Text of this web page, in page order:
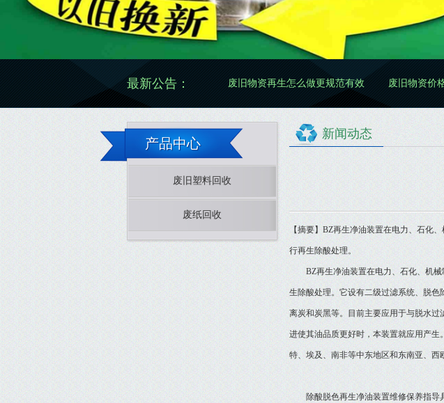
最新公告： 废旧物资再生怎么做更规范有效 废旧物资价格怎么
产品中心
废旧塑料回收
废纸回收
新闻动态
【摘要】BZ再生净油装置在电力、石化
行再生除酸处理。
BZ再生净油装置在电力、石化、机械
生除酸处理。它设有二级过滤系统、脱
离炭和炭黑等。目前主要应用于与脱水
进使其油品质更好时，本装置就应用产
特、埃及、南非等中东地区和东南亚、西
除酸脱色再生净油装置维修保养指导